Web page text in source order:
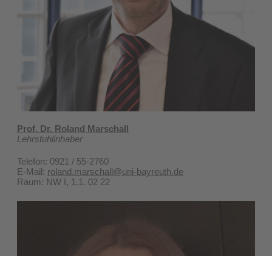
Prof. Dr. Roland Marschall
Lehrstuhlinhaber
Telefon: 0921 / 55-2760
E-Mail: roland.marschall@uni-bayreuth.de
Raum: NW I, 1.1. 02 22